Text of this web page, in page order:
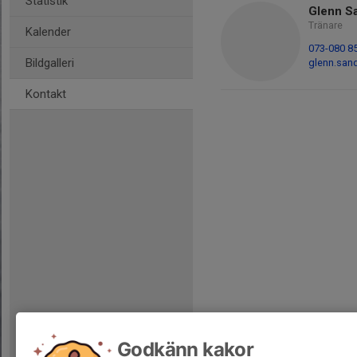
Kalender
Bildgalleri
Kontakt
Glenn
Tränare
073-080
Godkänn kakor